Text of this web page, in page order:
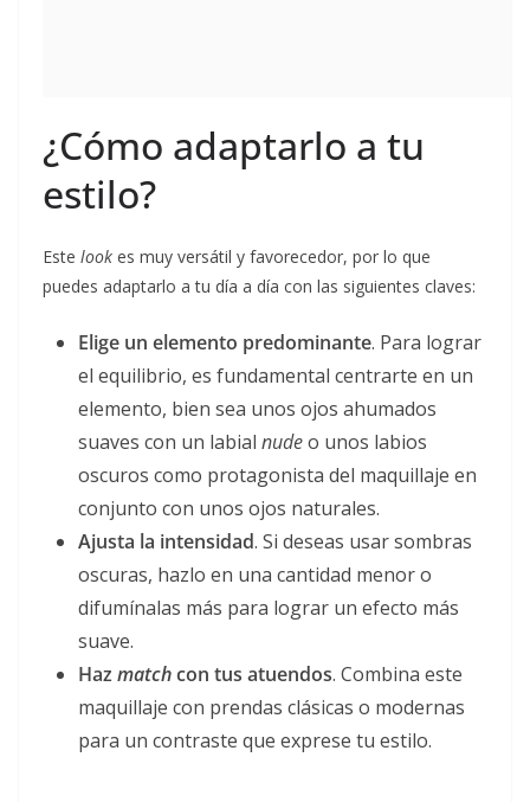
¿Cómo adaptarlo a tu
estilo?
Este look es muy versátil y favorecedor, por lo que
puedes adaptarlo a tu día a día con las siguientes claves:
Elige un elemento predominante. Para lograr
el equilibrio, es fundamental centrarte en un
elemento, bien sea unos ojos ahumados
suaves con un labial nudeo unos labios
oscuros como protagonista del maquillaje en
conjunto con unos ojos naturales.
Ajusta la intensidad. Si deseas usar sombras
oscuras, hazlo en una cantidad menor o
difumínalas más para lograr un efecto más
suave.
Haz matchcon tus atuendos. Combina este
maquillaje con prendas clásicas o modernas
para un contraste que exprese tu estilo.